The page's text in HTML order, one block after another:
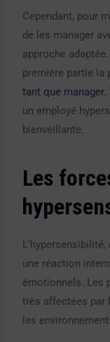
Cependant, pour
de les manager
approche
première partie la
tant que manager.
un employé
bienveillante.
Les
une réaction
émotionnels. Les
très affectées par
les